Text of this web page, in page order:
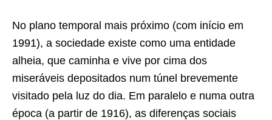
No plano temporal mais próximo (com início em
1991), a sociedade existe como uma entidade
alheia, que caminha e vive por cima dos
miseráveis depositados num túnel brevemente
visitado pela luz do dia. Em paralelo e numa outra
época (a partir de 1916), as diferenças sociais